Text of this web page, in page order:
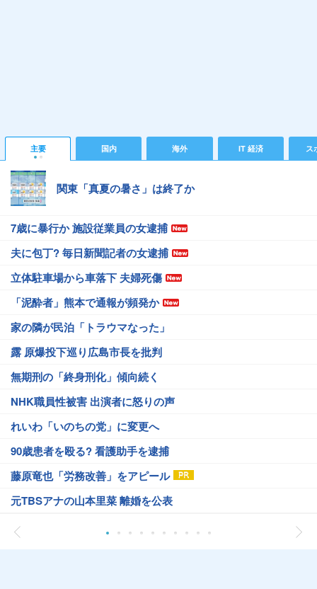
主要 国内 海外 IT 経済 ス
関東「真夏の暑さ」は終了か
7歳に暴行か 施設従業員の女逮捕
夫に包丁? 毎日新聞記者の女逮捕
立体駐車場から車落下 夫婦死傷
「泥酔者」熊本で通報が頻発か
家の隣が民泊「トラウマなった」
露 原爆投下巡り広島市長を批判
無期刑の「終身刑化」傾向続く
NHK職員性被害 出演者に怒りの声
れいわ「いのちの党」に変更へ
90歳患者を殴る? 看護助手を逮捕
藤原竜也「労務改善」をアピール
元TBSアナの山本里菜 離婚を公表